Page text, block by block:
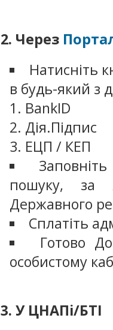
2. Через
Натисніть
в будь-який з
BankID
Дія.Підпис
ЕЦП / КЕП
пошуку, за
Державного
Сплатіть
Готово
особистому
3. У ЦНАПі/БТІ